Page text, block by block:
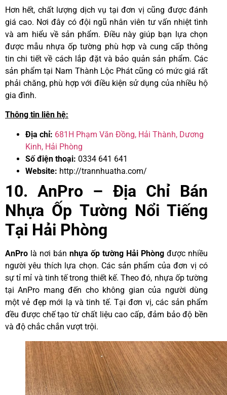
Hơn hết, chất lượng dịch vụ tại đơn vị cũng được đánh
giá cao. Nơi đây có đội ngũ nhân viên tư vấn nhiệt tình
và am hiểu về sản phẩm. Điều này giúp bạn lựa chọn
được mẫu nhựa ốp tường phù hợp và cung cấp thông
tin chi tiết về cách lắp đặt và bảo quản sản phẩm. Các
sản phẩm tại Nam Thành Lộc Phát cũng có mức giá rất
phải chăng, phù hợp với điều kiện sử dụng của nhiều hộ
gia đình.
Thông tin liên hệ:
Địa chỉ: 681H Phạm Văn Đồng, Hải Thành, Dương
Kinh, Hải Phòng
Số điện thoại: 0334 641 641
Website: http://trannhuatha.com/
10. AnPro – Địa Chỉ Bán
Nhựa Ốp Tường Nổi Tiếng
Tại Hải Phòng
AnPro là nơi bán nhựa ốp tường Hải Phòng được nhiều
người yêu thích lựa chọn. Các sản phẩm của đơn vị có
sự tỉ mỉ và tinh tế trong thiết kế. Theo đó, nhựa ốp tường
tại AnPro mang đến cho không gian của người dùng
một vẻ đẹp mới lạ và tinh tế. Tại đơn vị, các sản phẩm
đều được chế tạo từ chất liệu cao cấp, đảm bảo độ bền
và độ chắc chắn vượt trội.